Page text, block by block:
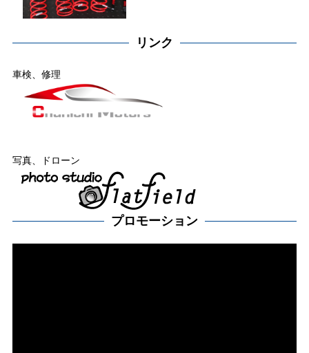
リンク
車検、修理
写真、ドローン
プロモーション